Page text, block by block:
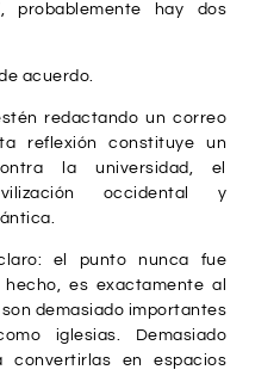
probablemente hay dos
acuerdo.
redactando un correo
reflexión constituye un
la universidad, el
occidental y
el punto nunca fue
es exactamente al
demasiado importantes
iglesias. Demasiado
convertirlas en espacios